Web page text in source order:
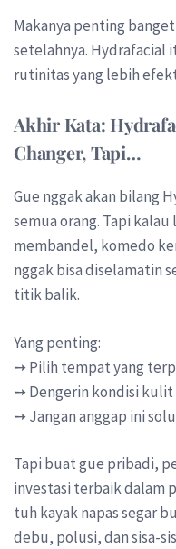
Makanya penting
setelahnya. Hydrafacial
rutinitas yang lebih
Akhir Kata:
Changer, Tapi…
Gue nggak akan bilang
semua orang. Tapi
membandel, komedo
nggak bisa diselamatin
titik balik.
Yang penting:
➙ Pilih tempat yang
➙ Dengerin kondisi kulit
➙ Jangan anggap ini
Tapi buat gue pribadi,
investasi terbaik dalam
tuh kayak napas segar
debu, polusi, dan sisa-